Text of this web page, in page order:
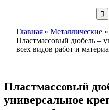
Главная » Металлические »
Пластмассовый дюбель –
всех видов работ и
Пластмассовый
универсальное